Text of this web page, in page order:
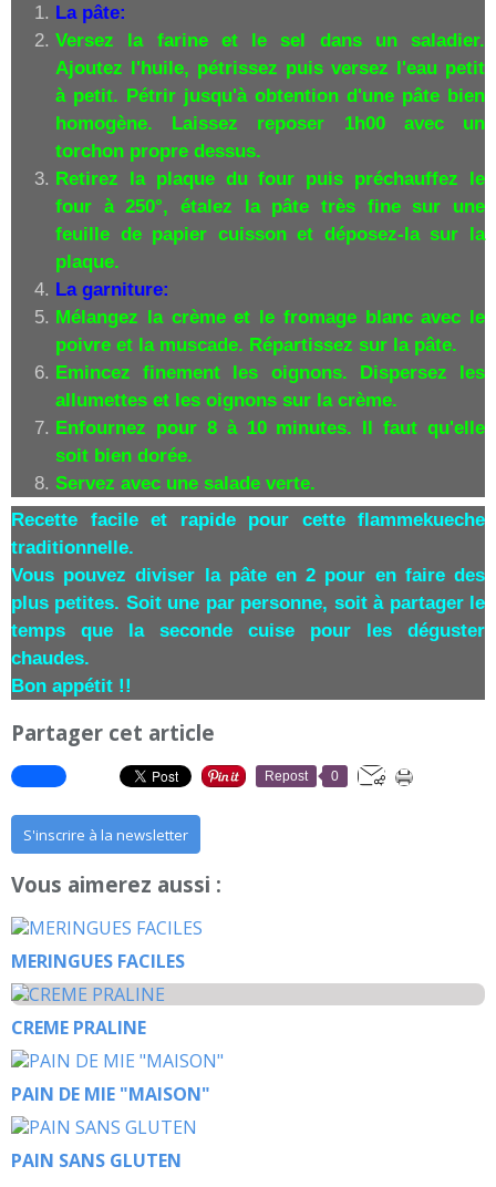
La pâte:
Versez la farine et le sel dans un saladier.
Ajoutez l'huile, pétrissez puis versez l'eau petit
à petit. Pétrir jusqu'à obtention d'une pâte bien
homogène. Laissez reposer 1h00 avec un
torchon propre dessus.
Retirez la plaque du four puis préchauffez le
four à 250°, étalez la pâte très fine sur une
feuille de papier cuisson et déposez-la sur la
plaque.
La garniture:
Mélangez la crème et le fromage blanc avec le
poivre et la muscade. Répartissez sur la pâte.
Emincez finement les oignons. Dispersez les
allumettes et les oignons sur la crème.
Enfournez pour 8 à 10 minutes. Il faut qu'elle
soit bien dorée.
Servez avec une salade verte.
Recette facile et rapide pour cette flammekueche
traditionnelle.
Vous pouvez diviser la pâte en 2 pour en faire des
plus petites. Soit une par personne, soit à partager le
temps que la seconde cuise pour les déguster
chaudes.
Bon appétit !!
Partager cet article
Repost 0
S'inscrire à la newsletter
Vous aimerez aussi :
MERINGUES FACILES
CREME PRALINE
PAIN DE MIE "MAISON"
PAIN SANS GLUTEN